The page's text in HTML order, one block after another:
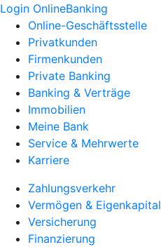
Login OnlineBanking
Online-Geschäftsstelle
Privatkunden
Firmenkunden
Private Banking
Banking & Verträge
Immobilien
Meine Bank
Service & Mehrwerte
Karriere
Zahlungsverkehr
Vermögen & Eigenkapital
Versicherung
Finanzierung